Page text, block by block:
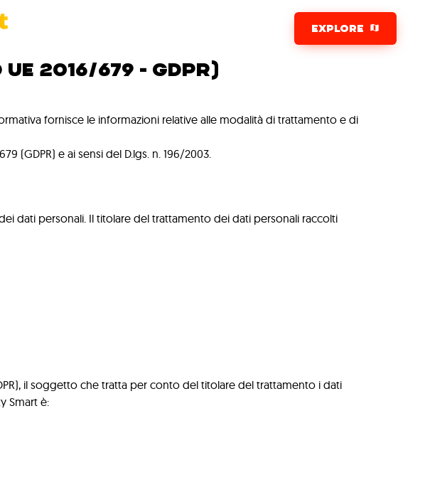
EXPLORE
DEI DATI PERSONALI
UE 2016/679 - GDPR)
fornisce le informazioni relative alle modalità di trattamento e di
(GDPR) e ai sensi del D.lgs. n. 196/2003.
dati personali. Il titolare del trattamento dei dati personali raccolti
il soggetto che tratta per conto del titolare del trattamento i dati
Smart è: